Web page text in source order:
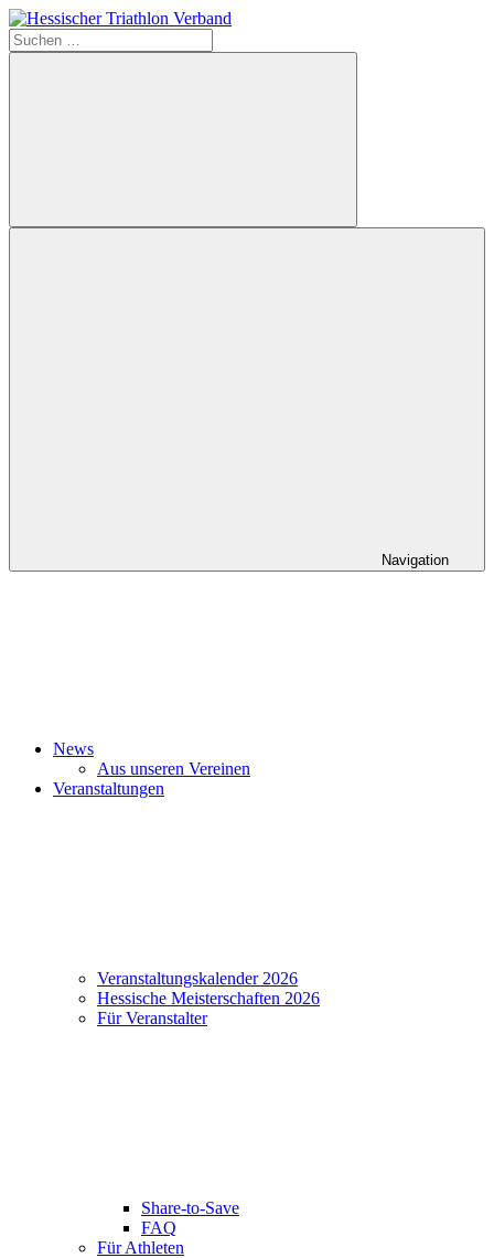
Zum
Inhalt
springen
Hessischer
Suchen
nach:
Suchen
Navigation
News
Aus unseren Vereinen
Veranstaltungen
Veranstaltungskalender 2026
Hessische Meisterschaften 2026
Für Veranstalter
Share-to-Save
FAQ
Für Athleten